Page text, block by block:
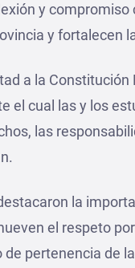
y compromiso
y fortalecen
a la
el cual las y los
las
la
el respeto
pertenencia de